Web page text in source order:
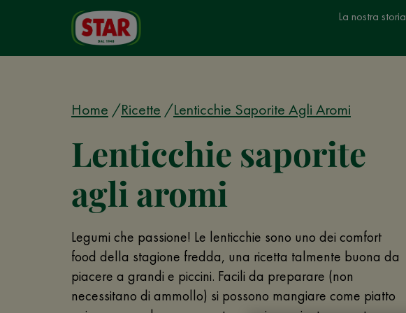
La nostra storia
Home Ricette Lenticchie Saporite Agli Aromi
Lenticchie saporite
agli aromi
Legumi che passione! Le lenticchie sono uno dei comfort
food della stagione fredda, una ricetta talmente buona da
piacere a grandi e piccini. Facili da preparare (non
necessitano di ammollo) si possono mangiare come piatto